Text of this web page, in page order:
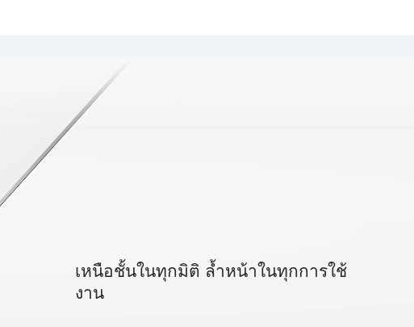
เหนือชั้นในทุกมิติ ล้ำหน้าในทุกการใช้
งาน